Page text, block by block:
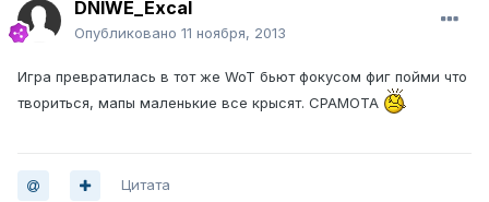
DNIWE_Excal
Опубликовано 11 ноября, 2013
Игра превратилась в тот же WoT бьют фокусом фиг пойми что
твориться, мапы маленькие все крысят. СРАМОТА
Цитата